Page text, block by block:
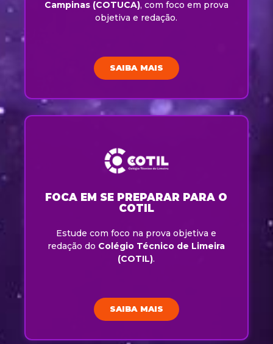
Campinas (COTUCA), com foco em prova
objetiva e redação.
SAIBA MAIS
FOCA EM SE PREPARAR PARA O
COTIL
Estude com foco na prova objetiva e
redação do Colégio Técnico de Limeira
(COTIL).
SAIBA MAIS